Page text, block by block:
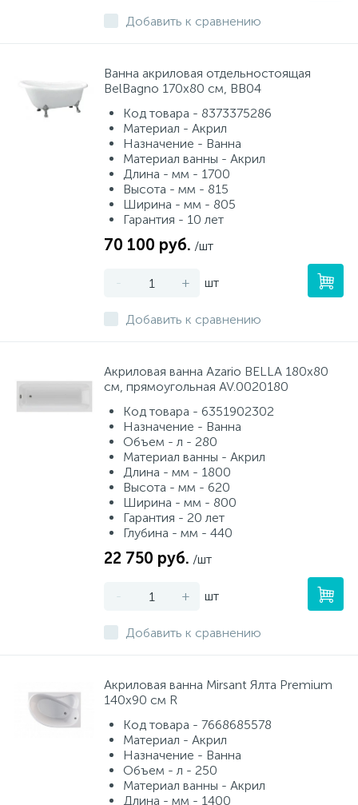
Добавить к сравнению
Ванна акриловая отдельностоящая
BelBagno 170х80 см, BB04
Код товара - 8373375286
Материал - Акрил
Назначение - Ванна
Материал ванны - Акрил
Длина - мм - 1700
Высота - мм - 815
Ширина - мм - 805
Гарантия - 10 лет
70 100 руб. /шт
- + шт
Добавить к сравнению
Акриловая ванна Azario BELLA 180x80
см, прямоугольная AV.0020180
Код товара - 6351902302
Назначение - Ванна
Объем - л - 280
Материал ванны - Акрил
Длина - мм - 1800
Высота - мм - 620
Ширина - мм - 800
Гарантия - 20 лет
Глубина - мм - 440
22 750 руб. /шт
- + шт
Добавить к сравнению
Акриловая ванна Mirsant Ялта Premium
140x90 см R
Код товара - 7668685578
Материал - Акрил
Назначение - Ванна
Объем - л - 250
Материал ванны - Акрил
Длина - мм - 1400